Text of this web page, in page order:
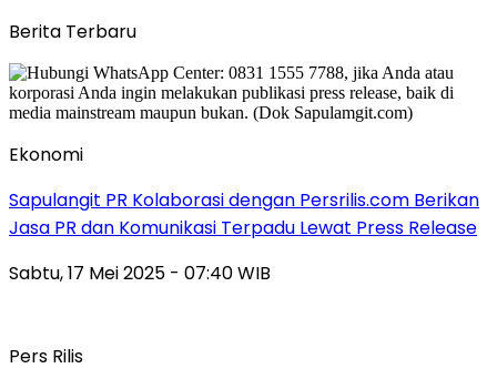
Berita Terbaru
Ekonomi
Sapulangit PR Kolaborasi dengan Persrilis.com Berikan
Jasa PR dan Komunikasi Terpadu Lewat Press Release
Sabtu, 17 Mei 2025 - 07:40 WIB
Pers Rilis